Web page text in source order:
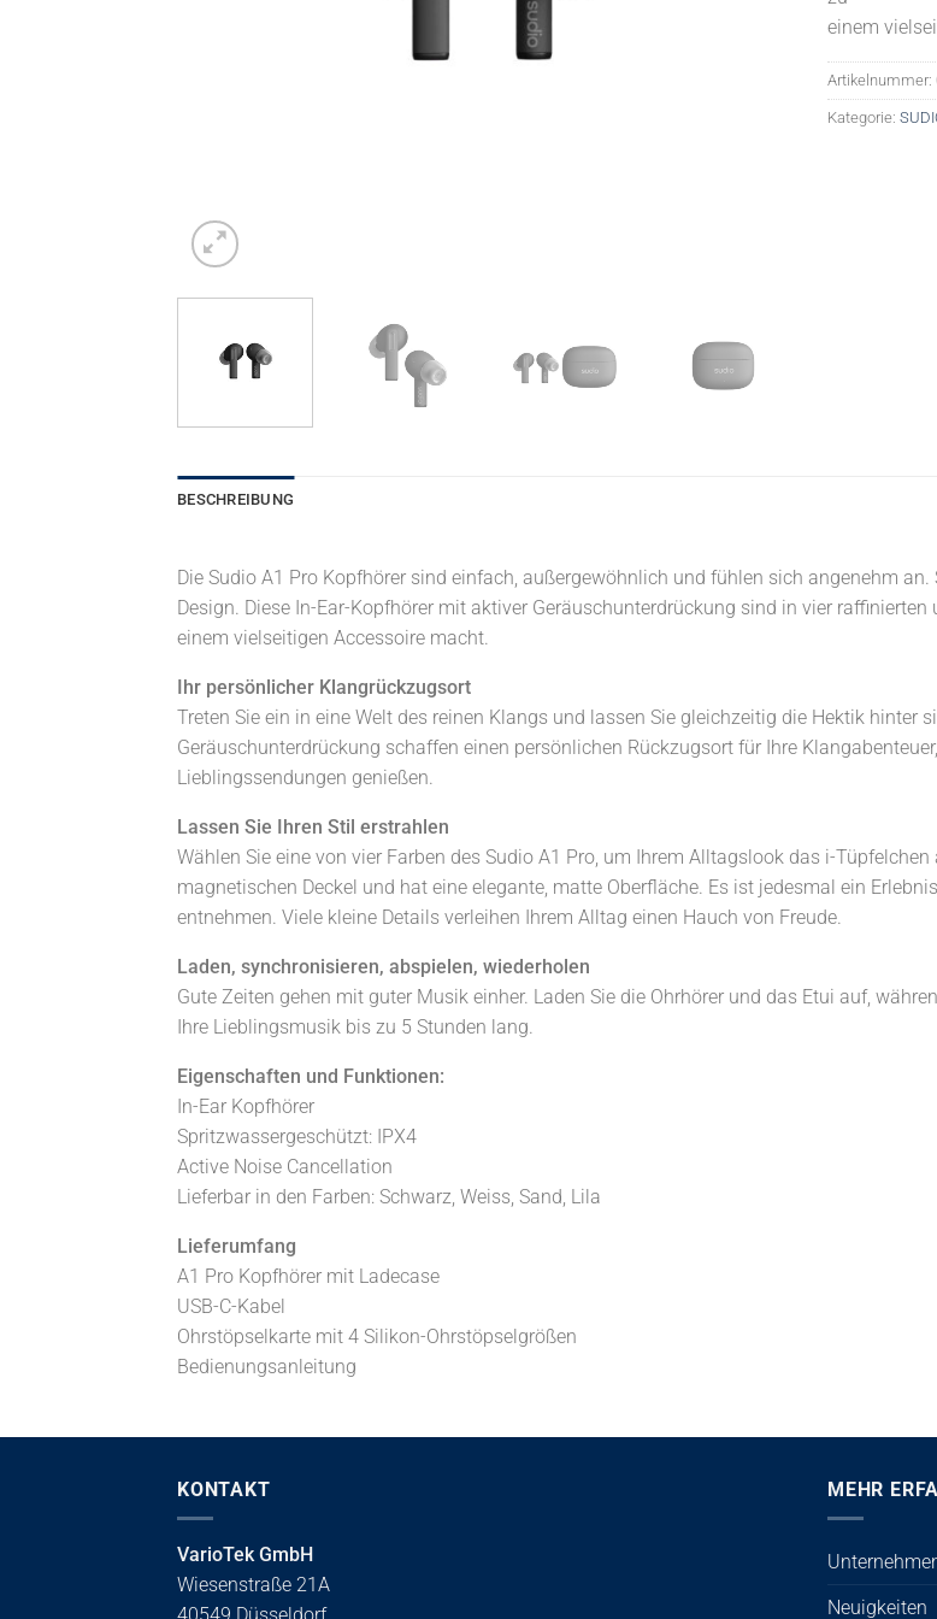
einem
Artikelnummer:
Kategorie:
BESCHREIBUNG
Die Sudio A1 Pro Kopfhörer sind einfach, außergewöhnlich und fühlen sich angenehm
Design. Diese In-Ear-Kopfhörer mit aktiver Geräuschunterdrückung sind in vier
einem vielseitigen Accessoire macht.
Ihr persönlicher Klangrückzugsort
Treten Sie ein in eine Welt des reinen Klangs und lassen Sie gleichzeitig die Hektik hinter
Geräuschunterdrückung schaffen einen persönlichen Rückzugsort für Ihre
Lieblingssendungen genießen.
Lassen Sie Ihren Stil erstrahlen
Wählen Sie eine von vier Farben des Sudio A1 Pro, um Ihrem Alltagslook das i-
magnetischen Deckel und hat eine elegante, matte Oberfläche. Es ist jedesmal ein
entnehmen. Viele kleine Details verleihen Ihrem Alltag einen Hauch von Freude.
Laden, synchronisieren, abspielen, wiederholen
Gute Zeiten gehen mit guter Musik einher. Laden Sie die Ohrhörer und das Etui auf,
Ihre Lieblingsmusik bis zu 5 Stunden lang.
Eigenschaften und Funktionen:
In-Ear Kopfhörer
Spritzwassergeschützt: IPX4
Active Noise Cancellation
Lieferbar in den Farben: Schwarz, Weiss, Sand, Lila
Lieferumfang
A1 Pro Kopfhörer mit Ladecase
USB-C-Kabel
Ohrstöpselkarte mit 4 Silikon-Ohrstöpselgrößen
Bedienungsanleitung
KONTAKT
VarioTek GmbH
Wiesenstraße 21A
MEHR
Neuigkeiten